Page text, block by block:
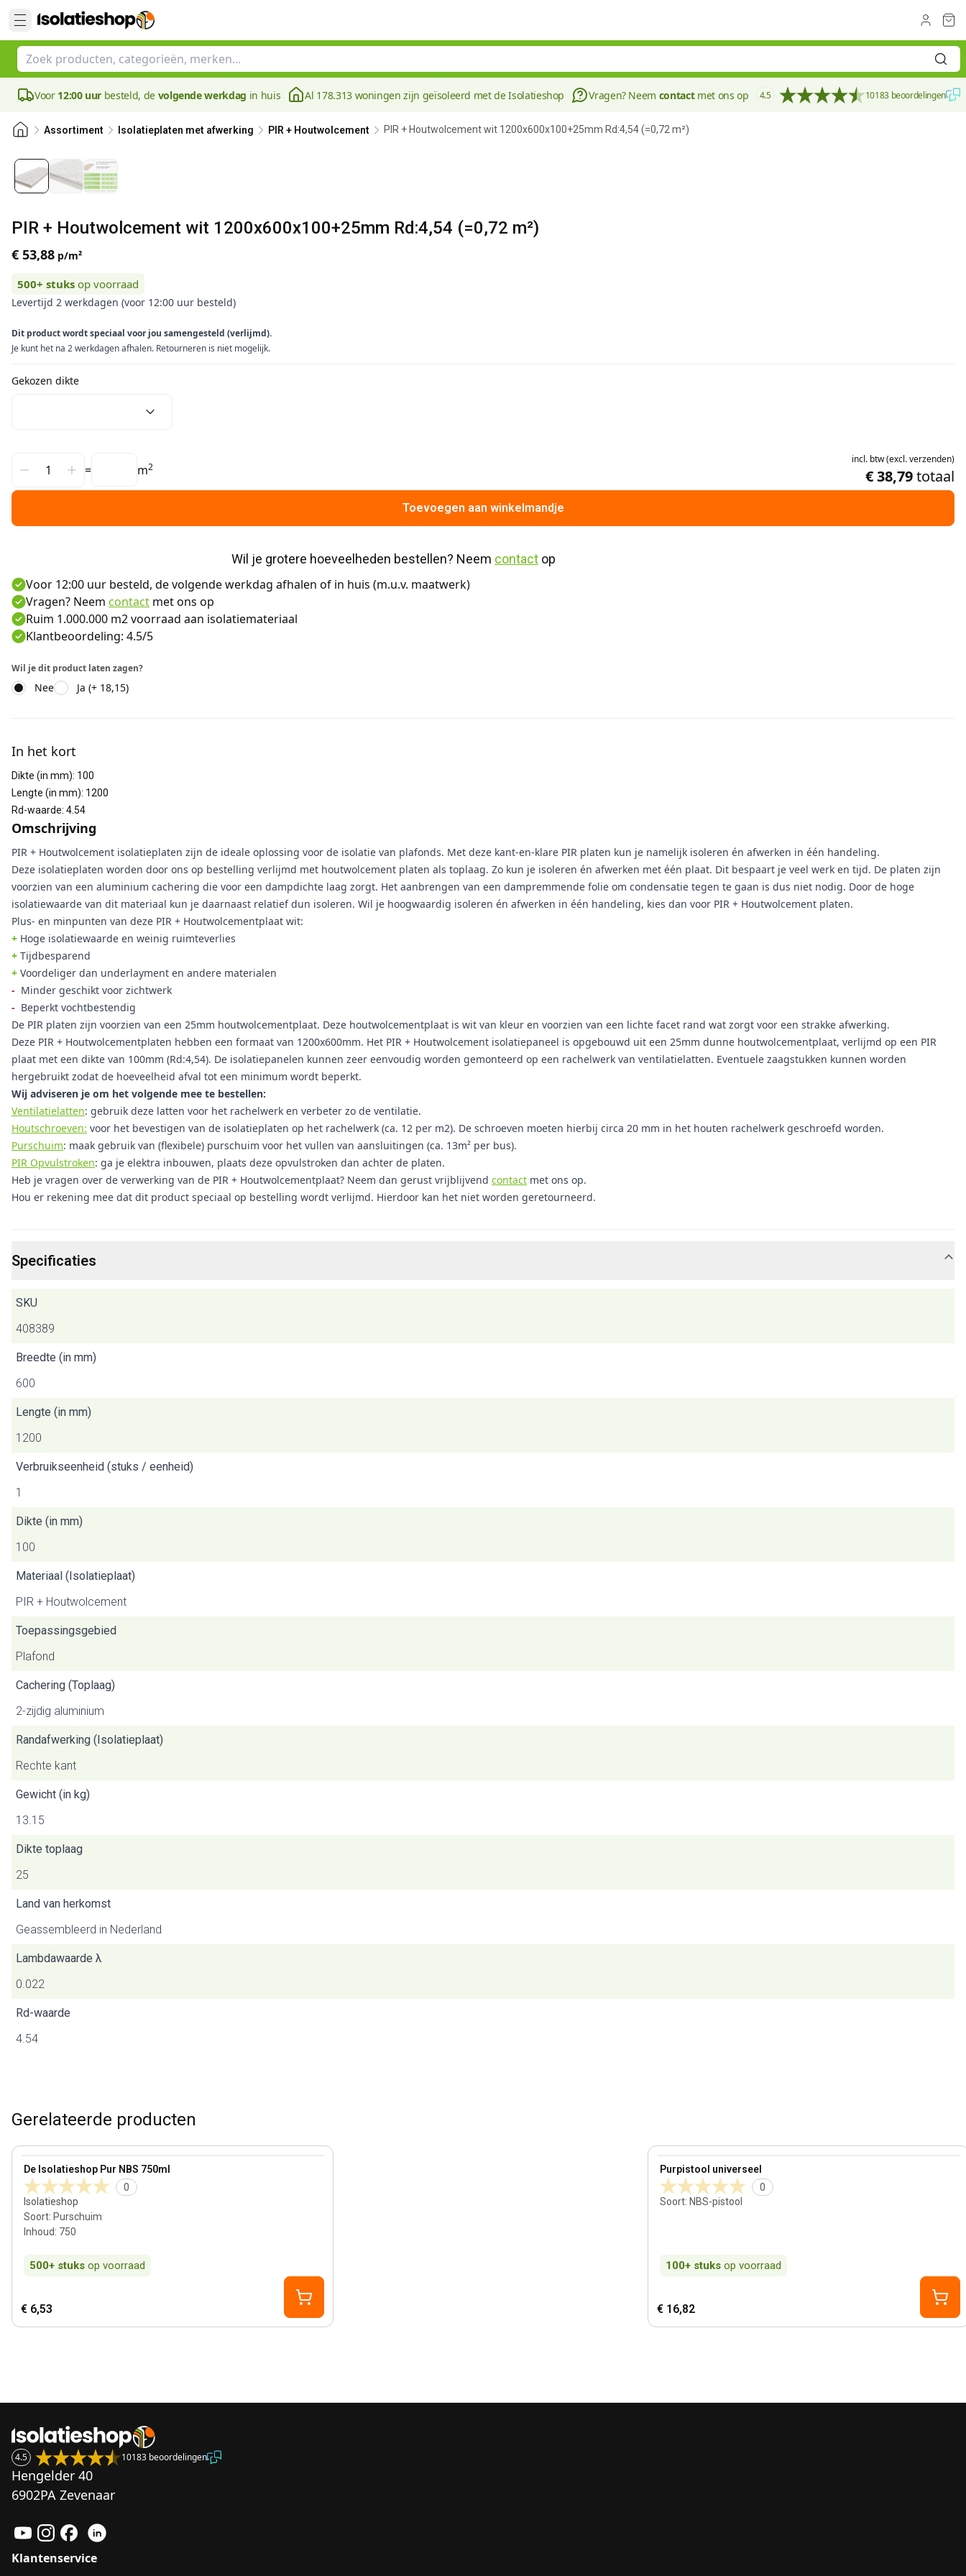
Voor 12:00 uur besteld, de volgende werkdag in huis Al 178.313 woningen zijn geïsoleerd met de Isolatieshop Vragen? Neem contactmet ons op 4.5 10183 beoordelingen
Assortiment Isolatieplaten met afwerking PIR + Houtwolcement PIR + Houtwolcement wit 1200x600x100+25mm Rd:4,54 (=0,72 m²)
PIR + Houtwolcement wit 1200x600x100+25mm Rd:4,54 (=0,72 m²)
€ 53,88 p/m²
500+ stuks op voorraad
Levertijd 2 werkdagen (voor 12:00 uur besteld)
Dit product wordt speciaal voor jou samengesteld (verlijmd).
Je kunt het na 2 werkdagen afhalen. Retourneren is niet mogelijk.
Gekozen dikte
= m2
incl. btw(excl.verzenden)
€ 38,79totaal
Toevoegen aan winkelmandje
Wil je grotere hoeveelheden bestellen? Neem contact op
Voor 12:00 uur besteld, de volgende werkdag afhalen of in huis (m.u.v. maatwerk)
Vragen? Neem contact met ons op
Ruim 1.000.000 m2 voorraad aan isolatiemateriaal
Klantbeoordeling: 4.5/5
Wil je dit product laten zagen?
Nee Ja (+ 18,15)
In het kort
Dikte (in mm): 100
Lengte (in mm): 1200
Rd-waarde: 4.54
Omschrijving
PIR + Houtwolcement isolatieplaten zijn de ideale oplossing voor de isolatie van plafonds. Met deze kant-en-klare PIR platen kun je namelijk isoleren én afwerken in één handeling.
Deze isolatieplaten worden door ons op bestelling verlijmd met houtwolcement platen als toplaag. Zo kun je isoleren én afwerken met één plaat. Dit bespaart je veel werk en tijd. De platen zijn
voorzien van een aluminium cachering die voor een dampdichte laag zorgt. Het aanbrengen van een dampremmende folie om condensatie tegen te gaan is dus niet nodig. Door de hoge
isolatiewaarde van dit materiaal kun je daarnaast relatief dun isoleren. Wil je hoogwaardig isoleren én afwerken in één handeling, kies dan voor PIR + Houtwolcement platen.
Plus- en minpunten van deze PIR + Houtwolcementplaat wit:
+ Hoge isolatiewaarde en weinig ruimteverlies
+ Tijdbesparend
+ Voordeliger dan underlayment en andere materialen
- Minder geschikt voor zichtwerk
- Beperkt vochtbestendig
De PIR platen zijn voorzien van een 25mm houtwolcementplaat. Deze houtwolcementplaat is wit van kleur en voorzien van een lichte facet rand wat zorgt voor een strakke afwerking.
Deze PIR + Houtwolcementplaten hebben een formaat van 1200x600mm. Het PIR + Houtwolcement isolatiepaneel is opgebouwd uit een 25mm dunne houtwolcementplaat, verlijmd op een PIR
plaat met een dikte van 100mm (Rd:4,54). De isolatiepanelen kunnen zeer eenvoudig worden gemonteerd op een rachelwerk van ventilatielatten. Eventuele zaagstukken kunnen worden
hergebruikt zodat de hoeveelheid afval tot een minimum wordt beperkt.
Wij adviseren je om het volgende mee te bestellen:
Ventilatielatten: gebruik deze latten voor het rachelwerk en verbeter zo de ventilatie.
Houtschroeven: voor het bevestigen van de isolatieplaten op het rachelwerk (ca. 12 per m2). De schroeven moeten hierbij circa 20 mm in het houten rachelwerk geschroefd worden.
Purschuim: maak gebruik van (flexibele) purschuim voor het vullen van aansluitingen (ca. 13m² per bus).
PIR Opvulstroken: ga je elektra inbouwen, plaats deze opvulstroken dan achter de platen.
Heb je vragen over de verwerking van de PIR + Houtwolcementplaat? Neem dan gerust vrijblijvend contact met ons op.
Hou er rekening mee dat dit product speciaal op bestelling wordt verlijmd. Hierdoor kan het niet worden geretourneerd.
Specificaties
SKU
408389
Breedte (in mm)
600
Lengte (in mm)
1200
Verbruikseenheid (stuks / eenheid)
1
Dikte (in mm)
100
Materiaal (Isolatieplaat)
PIR + Houtwolcement
Toepassingsgebied
Plafond
Cachering (Toplaag)
2-zijdig aluminium
Randafwerking (Isolatieplaat)
Rechte kant
Gewicht (in kg)
13.15
Dikte toplaag
25
Land van herkomst
Geassembleerd in Nederland
Lambdawaarde λ
0.022
Rd-waarde
4.54
Gerelateerde producten
De Isolatieshop Pur NBS 750ml
0
Isolatieshop
Soort: Purschuim
Inhoud: 750
500+ stuks op voorraad
View product
€ 6,53
Purpistool universeel
0
Soort: NBS-pistool
100+ stuks op voorraad
View product
€ 16,82
4.5 10183 beoordelingen
Hengelder 40
6902PA Zevenaar
Klantenservice